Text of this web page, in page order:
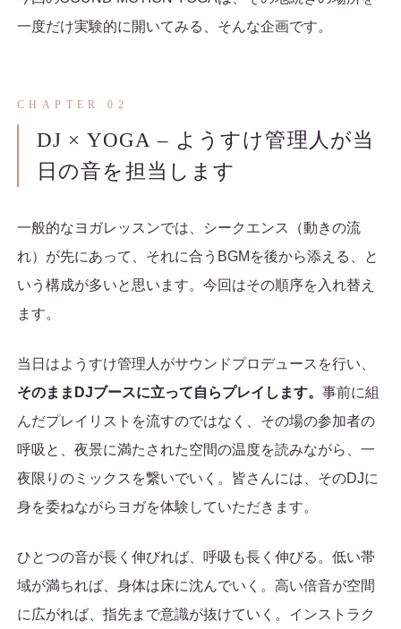
一度だけ実験的に開いてみる、そんな企画です。
CHAPTER 02
DJ × YOGA – ようすけ管理人が当
日の音を担当します
一般的なヨガレッスンでは、シークエンス（動きの流
れ）が先にあって、それに合うBGMを後から添える、と
いう構成が多いと思います。今回はその順序を入れ替え
ます。
当日はようすけ管理人がサウンドプロデュースを行い、
そのままDJブースに立って自らプレイします。 事前に組
んだプレイリストを流すのではなく、その場の参加者の
呼吸と、夜景に満たされた空間の温度を読みながら、一
夜限りのミックスを繋いでいく。皆さんには、そのDJに
身を委ねながらヨガを体験していただきます。
ひとつの音が長く伸びれば、呼吸も長く伸びる。低い帯
域が満ちれば、身体は床に沈んでいく。高い倍音が空間
に広がれば、指先まで意識が抜けていく。インストラク